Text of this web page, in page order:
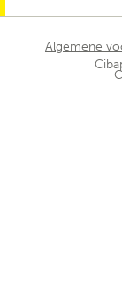
Algemene